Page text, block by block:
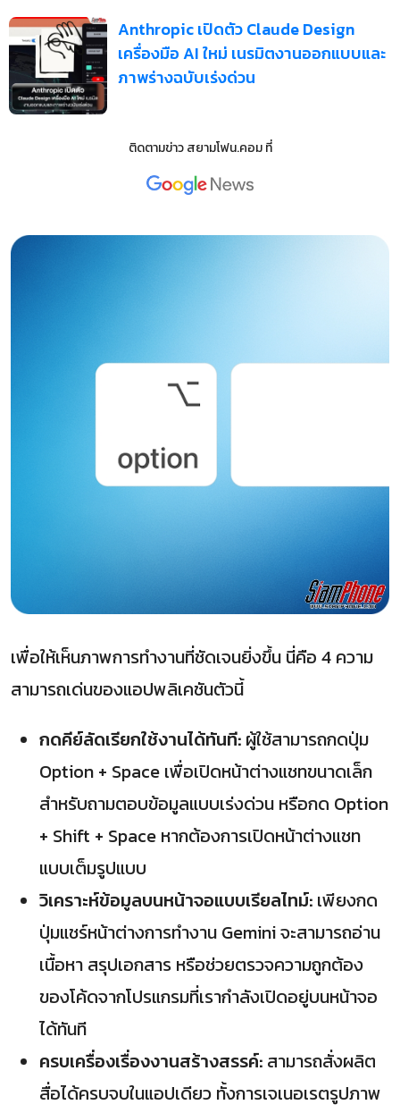
Anthropic เปิดตัว Claude Design
เครื่องมือ AI ใหม่ เนรมิตงานออกแบบและ
ภาพร่างฉบับเร่งด่วน
ติดตามข่าวสยามโฟน.คอมที่
เพื่อให้เห็นภาพการทำงานที่ชัดเจนยิ่งขึ้น นี่คือ 4 ความ
สามารถเด่นของแอปพลิเคชันตัวนี้
กดคีย์ลัดเรียกใช้งานได้ทันที: ผู้ใช้สามารถกดปุ่ม
Option + Space เพื่อเปิดหน้าต่างแชทขนาดเล็ก
สำหรับถามตอบข้อมูลแบบเร่งด่วน หรือกด Option
+ Shift + Space หากต้องการเปิดหน้าต่างแชท
แบบเต็มรูปแบบ
วิเคราะห์ข้อมูลบนหน้าจอแบบเรียลไทม์: เพียงกด
ปุ่มแชร์หน้าต่างการทำงาน Gemini จะสามารถอ่าน
เนื้อหา สรุปเอกสาร หรือช่วยตรวจความถูกต้อง
ของโค้ดจากโปรแกรมที่เรากำลังเปิดอยู่บนหน้าจอ
ได้ทันที
ครบเครื่องเรื่องงานสร้างสรรค์: สามารถสั่งผลิต
สื่อได้ครบจบในแอปเดียว ทั้งการเจเนอเรตรูปภาพ